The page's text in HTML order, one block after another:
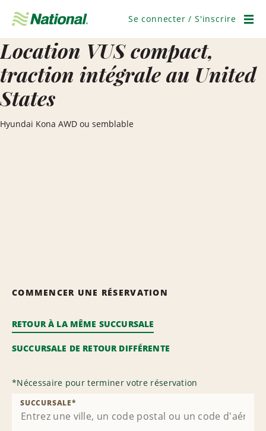
navigation
Se connecter / S'inscrire
Location VUS compact,
traction intégrale au United
States
Hyundai Kona AWD ou semblable
COMMENCER UNE RÉSERVATION
RETOUR À LA MÊME SUCCURSALE
SUCCURSALE DE RETOUR DIFFÉRENTE
*Nécessaire pour terminer votre réservation
SUCCURSALE*